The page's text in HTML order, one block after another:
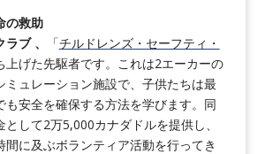
の救助
ブ 、
「チルドレンズ・セーフティ・
上げた先駆者です。これは2エーカーの
ミュレーション施設で、子供たちは最
も安全を確保する方法を学びます。同
して2万5,000カナダドルを提供し、
間に及ぶボランティア活動を行ってき